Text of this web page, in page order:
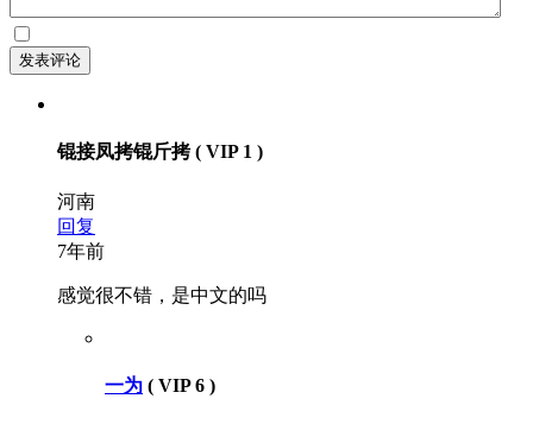
锟接凤拷锟斤拷( VIP 1 )
河南
回复
7年前
感觉很不错，是中文的吗
一为 ( VIP 6 )